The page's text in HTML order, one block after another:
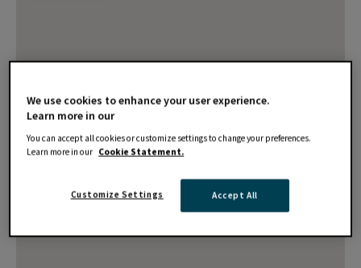
We use cookies to enhance your user experience.
Learn more in our
You can accept all cookies or customize settings to change your preferences.
Learn more in our Cookie Statement.
Accept All
Customize Settings